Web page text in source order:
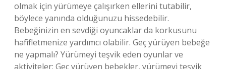
olmak için yürümeye çalışırken ellerini tutabilir,
böylece yanında olduğunuzu hissedebilir.
Bebeğinizin en sevdiği oyuncaklar da korkusunu
hafifletmenize yardımcı olabilir. Geç yürüyen bebeğe
ne yapmalı? Yürümeyi teşvik eden oyunlar ve
aktiviteler: Geç yürüyen bebekler, yürümeyi teşvik